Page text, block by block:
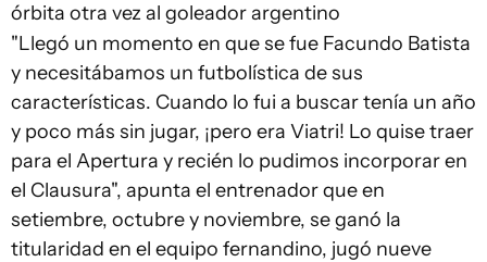
órbita otra vez al goleador argentino
"Llegó un momento en que se fue Facundo Batista
y necesitábamos un futbolística de sus
características. Cuando lo fui a buscar tenía un año
y poco más sin jugar, ¡pero era Viatri! Lo quise traer
para el Apertura y recién lo pudimos incorporar en
el Clausura", apunta el entrenador que en
setiembre, octubre y noviembre, se ganó la
titularidad en el equipo fernandino, jugó nueve